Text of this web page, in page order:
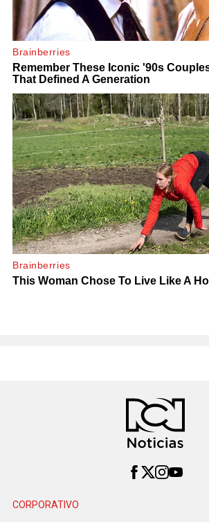
CORPORATIVO